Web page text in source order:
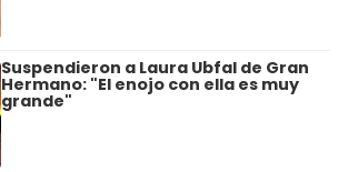
Suspendieron a Laura Ubfal de Gran
Hermano: "El enojo con ella es muy
grande"